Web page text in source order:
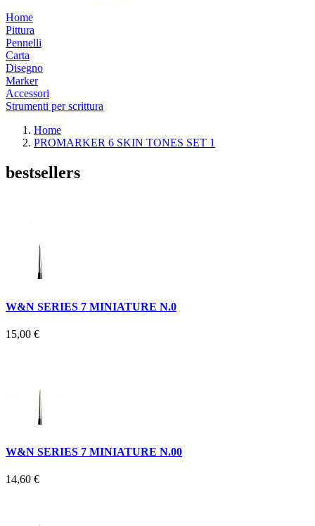
Home
Pittura
Pennelli
Carta
Disegno
Marker
Accessori
Strumenti per scrittura
Home
PROMARKER 6 SKIN TONES SET 1
bestsellers
W&N SERIES 7 MINIATURE N.0
15,00 €
W&N SERIES 7 MINIATURE N.00
14,60 €